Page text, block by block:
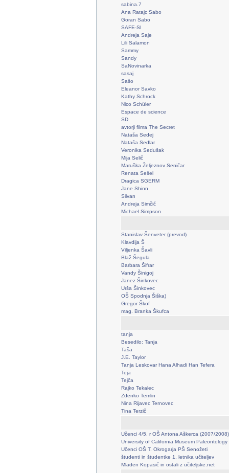
sabina.7
Ana Ratajc Sabo
Goran Sabo
SAFE-SI
Andreja Saje
Lili Salamon
Sammy
Sandy
SaNovinarka
sasaj
Sašo
Eleanor Savko
Kathy Schrock
Nico Schüler
Espace de science
SD
avtorji filma The Secret
Nataša Sedej
Nataša Sedlar
Veronika Sedušak
Mija Selič
Maruška Željeznov Seničar
Renata Sešel
Dragica SGERM
Jane Shinn
Silvan
Andreja Simčič
Michael Simpson
Stanislav Šenveter (prevod)
Klavdija Š
Viljenka Šavli
Blaž Šegula
Barbara Šifrar
Vandy Šinigoj
Janez Šinkovec
Urša Šinkovec
OŠ Spodnja Šiška)
Gregor Škof
mag. Branka Škufca
tanja
Besedilo: Tanja
Taša
J.E. Taylor
Tanja Leskovar Hana Alhadi Han Tefera
Teja
Tejča
Rajko Tekalec
Zdenko Temlin
Nina Rijavec Ternovec
Tina Terzič
Učenci 4/5. r OŠ Antona Aškerca (2007/2008)
University of California Museum Paleontology
Učenci OŠ T. Okrogarja PŠ Senožeti
študenti in študentke 1. letnika učiteljev
Mladen Kopasič in ostali z učiteljske.net